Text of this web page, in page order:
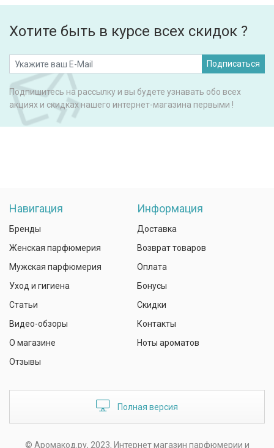
Хотите быть в курсе всех скидок ?
Подписаться
Подпишитесь на рассылку и вы будете узнавать обо всех
акциях и скидках нашего интернет-магазина первыми !
Навигация
Бренды
Женская парфюмерия
Мужская парфюмерия
Уход и гигиена
Статьи
Видео-обзоры
О магазине
Отзывы
Информация
Доставка
Возврат товаров
Оплата
Бонусы
Скидки
Контакты
Ноты ароматов
Полная версия
© Аромакод.ру, 2023, Интернет магазин парфюмерии и